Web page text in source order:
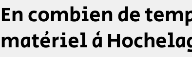
En combien de
matériel à